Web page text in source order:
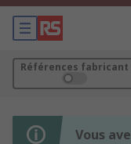
Références fabricant
Vous